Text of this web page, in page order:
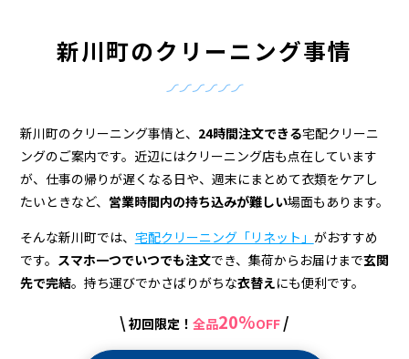
宅
配
ク
リ
ー
新川町のクリーニング事情
新川町のクリーニング事情と、 24時間注文できる宅配クリーニ
ングのご案内です。近辺にはクリーニング店も点在しています
が、仕事の帰りが遅くなる日や、週末にまとめて衣類をケアし
たいときなど、 営業時間内の持ち込みが難しい場面もあります。
そんな新川町では、 宅配クリーニング「リネット」 がおすすめ
です。 スマホ一つでいつでも注文でき、集荷からお届けまで玄関
先で完結。持ち運びでかさばりがちな衣替えにも便利です。
\ 初回限定！ 全品20%OFF /